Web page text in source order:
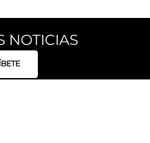
NOTICIAS